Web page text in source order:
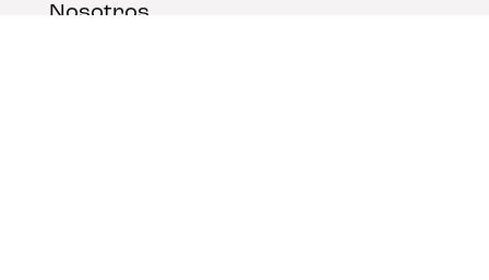
Nosotros